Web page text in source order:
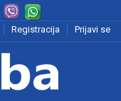
Registracija
Prijavi se